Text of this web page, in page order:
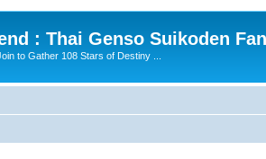
: Thai Genso Suikoden
to Gather 108 Stars of Destiny ...